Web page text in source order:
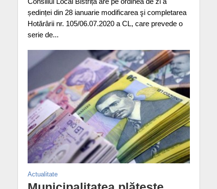
ședinței din 28 ianuarie modificarea şi completarea
Hotărârii nr. 105/06.07.2020 a CL, care prevede o
serie de...
Actualitate